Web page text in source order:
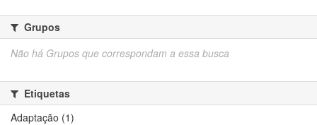
Grupos
Não há Grupos que correspondam a essa busca
Etiquetas
Adaptação (1)